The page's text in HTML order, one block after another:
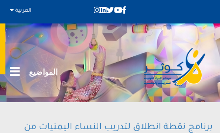
العربية
المواضيع
برنامج نقطة انطلاق لتدريب النساء اليمنيات من